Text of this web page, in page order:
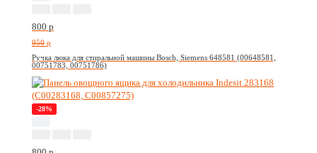
800 p
950 p
Ручка люка для стиральной машины Bosch, Siemens 648581 (00648581,
00751783, 00751786)
-28%